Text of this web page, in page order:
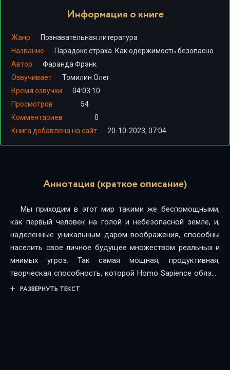
Информация о книге
Жанр
Познавательная литература
Название
Автор
Фаранда Фрэнк
Озвучивает
Томилин Олег
Время озвучки
04:03:10
Просмотров
54
Комментариев
0
Книга добавлена на сайт
20-10-2023, 07:04
Аннотация (краткое описание)
Мы приходим в этот мир такими же беспомощными,
как первый человек на голой и небезопасной земле, и,
наделенные уникальным даром воображения, способны
населить свое личное будущее множеством реальных и
мнимых угроз. Так самая мощная, продуктивная,
творческая способность, которой Homo Sapience обязан
всеми своими изобретениями, от палки-копалки до
РАЗВЕРНУТЬ ТЕКСТ